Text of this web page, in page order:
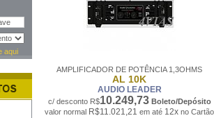
aqui
AMPLIFICADOR DE POTÊNCIA 1,3OHMS
AL 10K
AUDIO LEADER
c/ desconto R$10.249,73 Boleto/Depósito
valor normal R$11.021,21 em até 12x no Cartão